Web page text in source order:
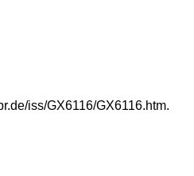
iss/GX6116/GX6116.htm.